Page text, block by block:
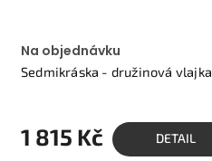
Sedmikráska - družinová vlajka
Na objednávku
1 815 Kč DETAIL